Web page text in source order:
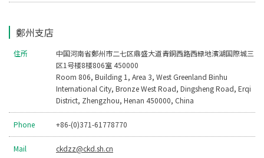
鄭州支店
住所
中国河南省鄭州市二七区鼎盛大道青銅西路西緑地濱湖国際城三
区1号楼8楼806室 450000
Room 806, Building 1, Area 3, West Greenland Binhu
International City, Bronze West Road, Dingsheng Road, Erqi
District, Zhengzhou, Henan 450000, China
Phone +86-(0)371-61778770
Mail ckdzz@ckd.sh.cn